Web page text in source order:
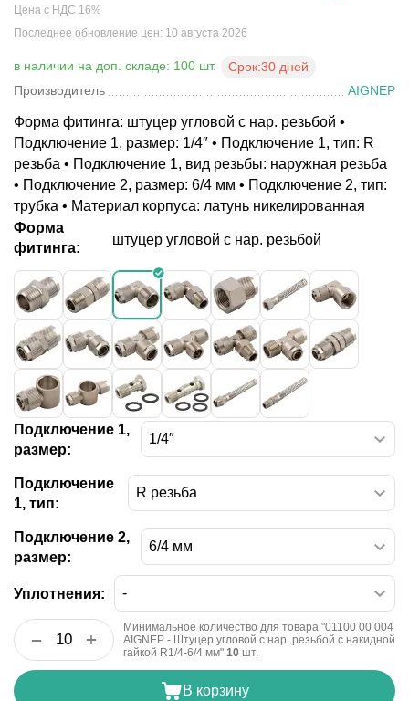
Цена с НДС 16%
Последнее обновление цен: 10 августа 2026
в наличии на доп. складе: 100 шт. Срок:30 дней
Производитель
AIGNEP
Форма фитинга: штуцер угловой с нар. резьбой •
Подключение 1, размер: 1/4″ • Подключение 1, тип: R
резьба • Подключение 1, вид резьбы: наружная резьба
• Подключение 2, размер: 6/4 мм • Подключение 2, тип:
трубка • Материал корпуса: латунь никелированная
Форма
фитинга:
штуцер угловой с нар. резьбой
Подключение 1,
размер:
Подключение
1, тип:
Подключение 2,
размер:
Уплотнения:
+
−
Минимальное количество для товара "01100 00 004
AIGNEP - Штуцер угловой с нар. резьбой с накидной
гайкой R1/4-6/4 мм" 10 шт.
В корзину